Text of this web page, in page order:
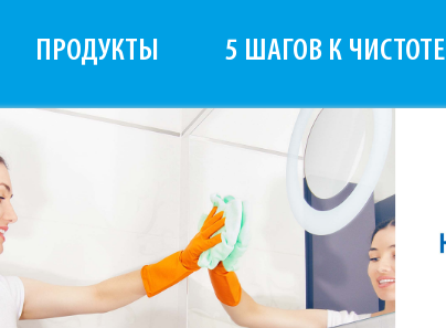
ПРОДУКТЫ 5 ШАГОВ К ЧИСТОТЕ